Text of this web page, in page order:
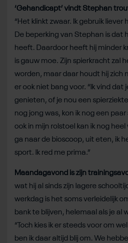
‘Gehandicapt’ vindt Stephan
“Het klinkt zwaar. Ik gebruik liever
De beperking van Stephan is dat
heeft. Daardoor heeft hij minder
is gauw moe. Zijn spierkracht zal
worden, maar daar houdt hij zich
er ook niet bang voor. “Ik vind dat
genieten, of je nou een
nog jong was, kon ik nog een
ook in mijn rolstoel kan ik nog
ga naar de bioscoop, uit eten, ik
sport. Ik red me prima.”
Maandagavond is zijn
wat hij al sinds zijn lagere
werkdag is het soms verleidelijk
bank te blijven, helemaal als je al
“Toch kies ik er steeds voor om
ben ik daar altijd blij om. We